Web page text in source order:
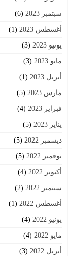
سبتمبر 2023 (6)
أغسطس 2023 (1)
يونيو 2023 (3)
مايو 2023 (3)
أبريل 2023 (1)
مارس 2023 (5)
فبراير 2023 (4)
يناير 2023 (5)
ديسمبر 2022 (5)
نوفمبر 2022 (5)
أكتوبر 2022 (4)
سبتمبر 2022 (2)
أغسطس 2022 (1)
يونيو 2022 (4)
مايو 2022 (4)
أبريل 2022 (3)